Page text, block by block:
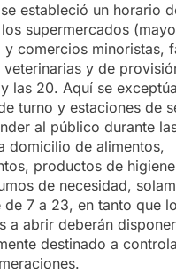
estableció un horario
supermercados
y comercios minoristas,
y de
las 20. Aquí se
turno y estaciones de
al público durante
domicilio de alimentos,
productos de
de necesidad,
de 7 a 23, en tanto que
a abrir deberán
destinado a